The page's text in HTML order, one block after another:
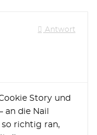
Antwort
Story und
an die Nail
richtig ran,